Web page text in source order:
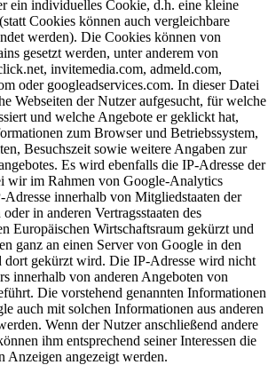
ein individuelles Cookie, d.h. eine kleine
Cookies können auch vergleichbare
werden). Die Cookies können von
gesetzt werden, unter anderem von
invitemedia.com, admeld.com,
oder googleadservices.com. In dieser Datei
Webseiten der Nutzer aufgesucht, für welche
und welche Angebote er geklickt hat,
zum Browser und Betriebssystem,
Besuchszeit sowie weitere Angaben zur
Es wird ebenfalls die IP-Adresse der
wir im Rahmen von Google-Analytics
Adresse innerhalb von Mitgliedstaaten der
in anderen Vertragsstaaten des
Europäischen Wirtschaftsraum gekürzt und
ganz an einen Server von Google in den
dort gekürzt wird. Die IP-Adresse wird nicht
innerhalb von anderen Angeboten von
Die vorstehend genannten Informationen
auch mit solchen Informationen aus anderen
Wenn der Nutzer anschließend andere
ihm entsprechend seiner Interessen die
Anzeigen angezeigt werden.